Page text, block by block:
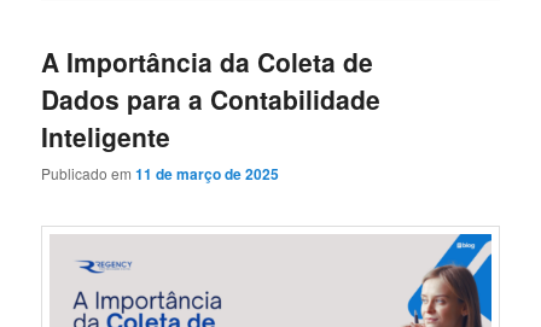
A Importância da Coleta de
Dados para a Contabilidade
Inteligente
Publicado em11 de março de 2025